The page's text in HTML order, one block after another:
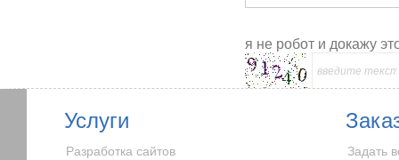
я не робот и докажу
Услуги
Разработка сайтов
Задать